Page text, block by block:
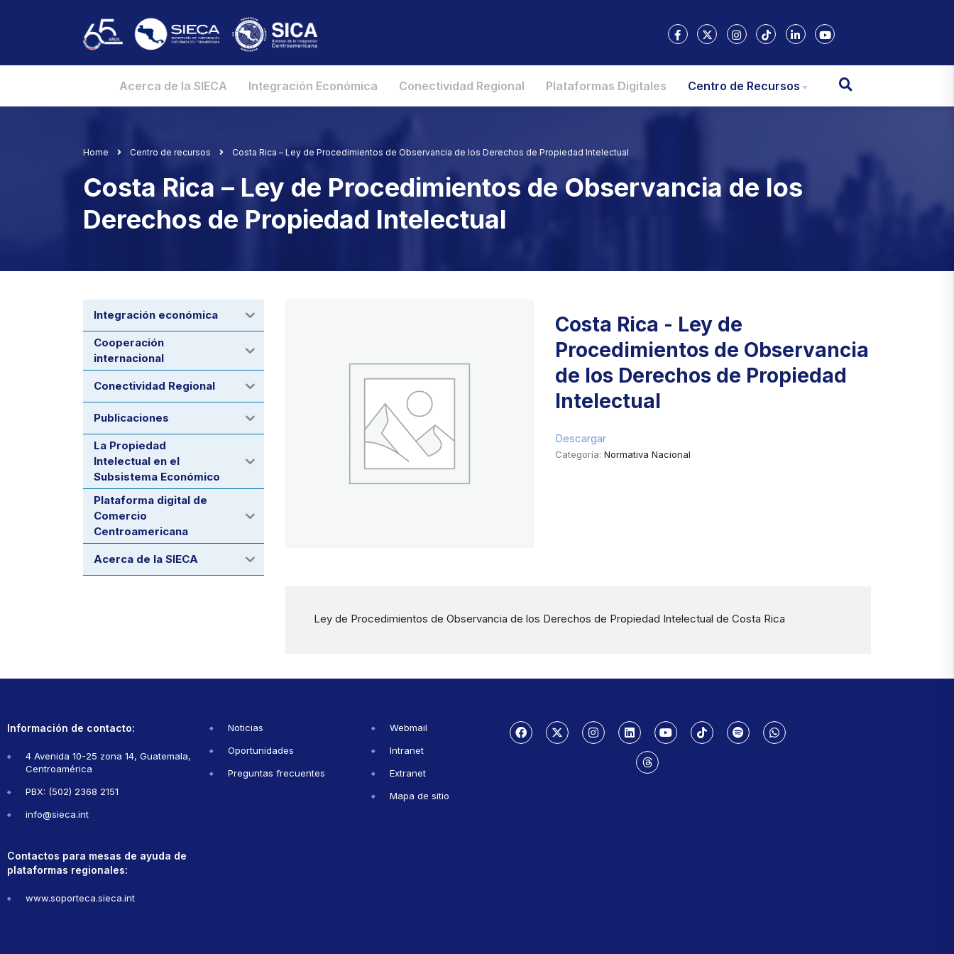
Acerca de la SIECA Integración Económica Conectividad Regional Plataformas Digitales Centro de Recursos
Home Centro de recursos Costa Rica – Ley de Procedimientos de Observancia de los Derechos de Propiedad Intelectual
Costa Rica – Ley de Procedimientos de Observancia de los
Derechos de Propiedad Intelectual
Costa Rica - Ley de
Procedimientos de Observancia
de los Derechos de Propiedad
Intelectual
Descargar
Categoría: Normativa Nacional
Ley de Procedimientos de Observancia de los Derechos de Propiedad Intelectual de Costa Rica
Integración económica
Cooperación
internacional
Conectividad Regional
Publicaciones
La Propiedad
Intelectual en el
Subsistema Económico
Plataforma digital de
Comercio
Centroamericana
Acerca de la SIECA
Información de contacto:
4 Avenida 10-25 zona 14, Guatemala,
Centroamérica
PBX: (502) 2368 2151
info@sieca.int
Contactos para mesas de ayuda de
plataformas regionales:
www.soporteca.sieca.int
Noticias
Oportunidades
Preguntas frecuentes
Webmail
Intranet
Extranet
Mapa de sitio